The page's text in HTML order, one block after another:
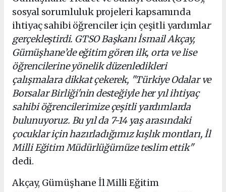
sosyal sorumluluk projeleri kapsamında
ihtiyaç sahibi öğrenciler için çeşitli yardımlar
gerçekleştirdi. GTSO Başkanı İsmail Akçay,
Gümüşhane’de eğitim gören ilk, orta ve lise
öğrencilerine yönelik düzenledikleri
çalışmalara dikkat çekerek, "Türkiye Odalar ve
Borsalar Birliği'nin desteğiyle her yıl ihtiyaç
sahibi öğrencilerimize çeşitli yardımlarda
bulunuyoruz. Bu yıl da 7-14 yaş arasındaki
çocuklar için hazırladığımız kışlık montları, İl
Milli Eğitim Müdürlüğümüze teslim ettik"
dedi.
Akçay, Gümüşhane İl Milli Eğitim